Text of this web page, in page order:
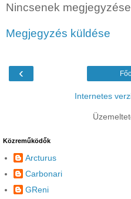
Nincsenek
Megjegyzés küldése
‹
Internetes
Közreműködők
Arcturus
Carbonari
GReni